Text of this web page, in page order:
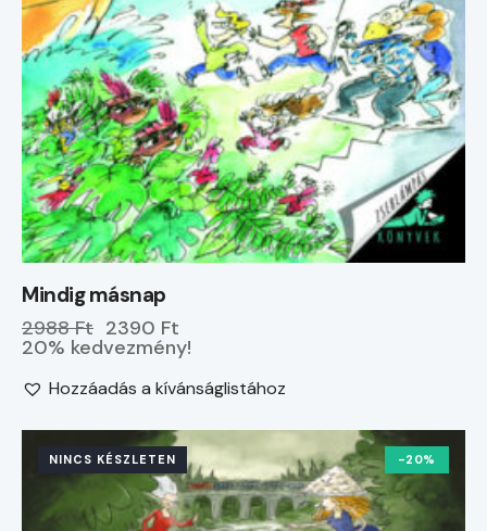
Mindig másnap
2988 Ft 2390 Ft
20% kedvezmény!
Hozzáadás a kívánságlistához
NINCS KÉSZLETEN -20%